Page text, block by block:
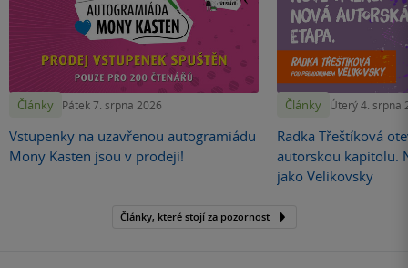
Články Pátek 7. srpna 2026
Vstupenky na uzavřenou autogramiádu
Mony Kasten jsou v prodeji!
Články Úterý 4. srpna
Radka Třeštíková
autorskou kapitolu.
jako Velikovsky
Články, které stojí za pozornost